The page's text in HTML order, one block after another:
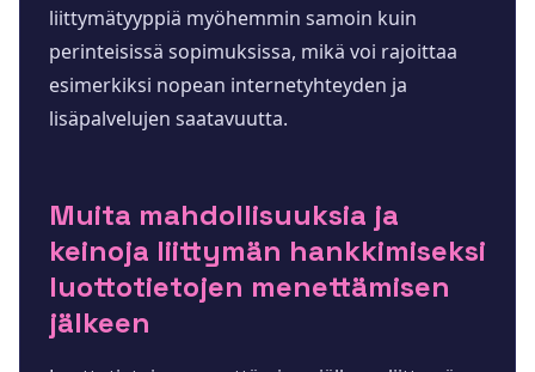
liittymätyyppiä myöhemmin samoin kuin
perinteisissä sopimuksissa, mikä voi rajoittaa
esimerkiksi nopean internetyhteyden ja
lisäpalvelujen saatavuutta.
Muita mahdollisuuksia ja
keinoja liittymän hankkimiseksi
luottotietojen menettämisen
jälkeen